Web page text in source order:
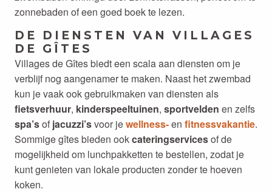
zonnebaden of een goed boek te lezen.
DE DIENSTEN VAN VILLAGES
DE GÎTES
Villages de Gîtes biedt een scala aan diensten om je
verblijf nog aangenamer te maken. Naast het zwembad
kun je vaak ook gebruikmaken van diensten als
fietsverhuur, kinderspeeltuinen, sportvelden en zelfs
spa’sof jacuzzi’svoor jewellness-en fitnessvakantie.
Sommige gîtes bieden ookcateringservicesof de
mogelijkheid om lunchpakketten te bestellen, zodat je
kunt genieten van lokale producten zonder te hoeven
koken.